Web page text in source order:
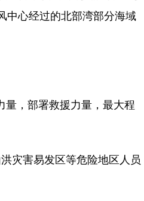
中心经过的北部湾部分海域
，部署救援力量，最大程
灾害易发区等危险地区人员